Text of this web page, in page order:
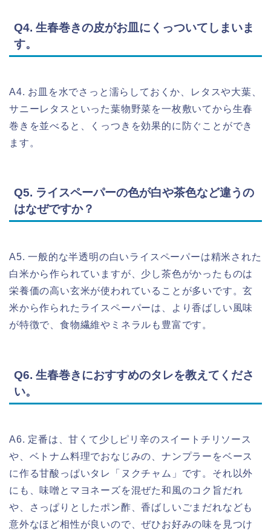
Q4. 生春巻きの皮がお皿にくっついてしまいま
す。
A4. お皿を水でさっと濡らしておくか、レタスや大葉、
サニーレタスといった葉物野菜を一枚敷いてから生春
巻きを並べると、くっつきを効果的に防ぐことができ
ます。
Q5. ライスペーパーの色が白や茶色など違うの
はなぜですか？
A5. 一般的な半透明の白いライスペーパーは精米された
白米から作られていますが、少し茶色がかったものは
栄養価の高い玄米が使われていることが多いです。玄
米から作られたライスペーパーは、より香ばしい風味
が特徴で、食物繊維やミネラルも豊富です。
Q6. 生春巻きにおすすめのタレを教えてくださ
い。
A6. 定番は、甘くて少しピリ辛のスイートチリソース
や、ベトナム料理でおなじみの、ナンプラーをベース
に作る甘酸っぱいタレ「ヌクチャム」です。それ以外
にも、味噌とマヨネーズを混ぜた和風のコク旨だれ
や、さっぱりとしたポン酢、香ばしいごまだれなども
意外なほど相性が良いので、ぜひお好みの味を見つけ